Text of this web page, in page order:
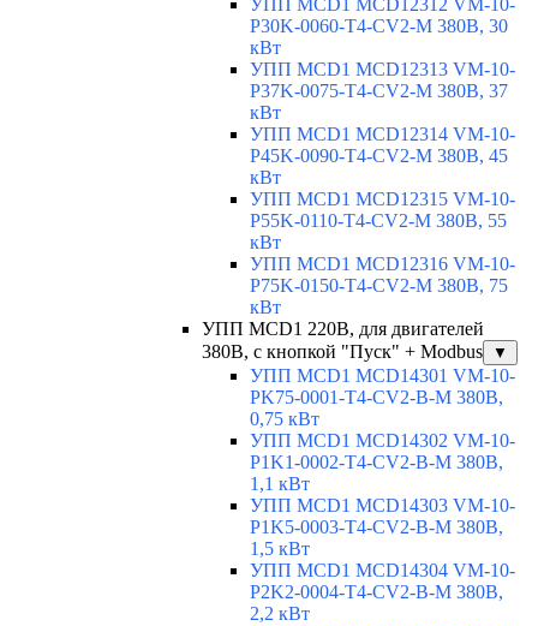
P30K-0060-T4-CV2-M 380В, 30
кВт
УПП MCD1 MCD12313 VM-10-
P37K-0075-T4-CV2-M 380В, 37
кВт
УПП MCD1 MCD12314 VM-10-
P45K-0090-T4-CV2-M 380В, 45
кВт
УПП MCD1 MCD12315 VM-10-
P55K-0110-T4-CV2-M 380В, 55
кВт
УПП MCD1 MCD12316 VM-10-
P75K-0150-T4-CV2-M 380В, 75
кВт
УПП MCD1 220В, для двигателей
380В, с кнопкой "Пуск" + Modbus
▼
УПП MCD1 MCD14301 VM-10-
PK75-0001-T4-CV2-B-M 380В,
0,75 кВт
УПП MCD1 MCD14302 VM-10-
P1K1-0002-T4-CV2-B-M 380В,
1,1 кВт
УПП MCD1 MCD14303 VM-10-
P1K5-0003-T4-CV2-B-M 380В,
1,5 кВт
УПП MCD1 MCD14304 VM-10-
P2K2-0004-T4-CV2-B-M 380В,
2,2 кВт